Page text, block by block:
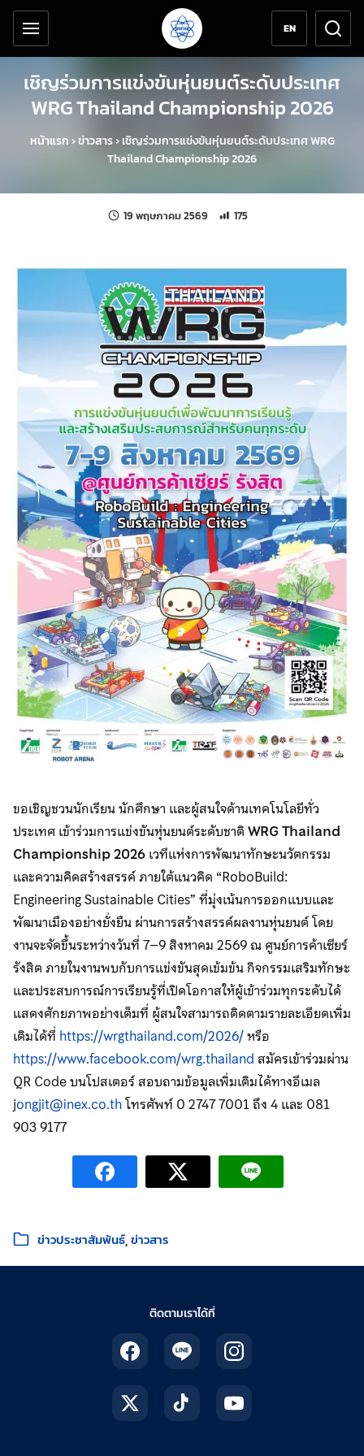
ข้ามไปยังเนื้อหาหลัก
เครื่องมือช่วยเหลือ
EN
เชิญร่วมการแข่งขันหุ่นยนต์ระดับประเทศ
WRG Thailand Championship 2026
หน้าแรก ›ข่าวสาร›เชิญร่วมการแข่งขันหุ่นยนต์ระดับประเทศ WRG
Thailand Championship 2026
19 พฤษภาคม 2569 แก้ไขล่าสุดเมื่อ:
จำนวนการเข้าชม 175 ครั้ง
175
ขอเชิญชวนนักเรียน นักศึกษา และผู้สนใจด้านเทคโนโลยีทั่ว
ประเทศ เข้าร่วมการแข่งขันหุ่นยนต์ระดับชาติWRG Thailand
Championship 2026เวทีแห่งการพัฒนาทักษะนวัตกรรม
และความคิดสร้างสรรค์ ภายใต้แนวคิด “RoboBuild:
Engineering Sustainable Cities” ที่มุ่งเน้นการออกแบบและ
พัฒนาเมืองอย่างยั่งยืน ผ่านการสร้างสรรค์ผลงานหุ่นยนต์ โดย
งานจะจัดขึ้นระหว่างวันที่ 7–9 สิงหาคม 2569 ณ ศูนย์การค้าเซียร์
รังสิต ภายในงานพบกับการแข่งขันสุดเข้มข้น กิจกรรมเสริมทักษะ
และประสบการณ์การเรียนรู้ที่เปิดโอกาสให้ผู้เข้าร่วมทุกระดับได้
แสดงศักยภาพอย่างเต็มที่ ผู้สนใจสามารถติดตามรายละเอียดเพิ่ม
เติมได้ที่ https://wrgthailand.com/2026/หรือ
https://www.facebook.com/wrg.thailand สมัครเข้าร่วมผ่าน
QR Code บนโปสเตอร์ สอบถามข้อมูลเพิ่มเติมได้ทางอีเมล
jongjit@inex.co.thโทรศัพท์ 0 2747 7001 ถึง 4 และ 081
903 9177
หมวดหมู่:
ข่าวประชาสัมพันธ์ ข่าวสาร
ติดตามเราได้ที่